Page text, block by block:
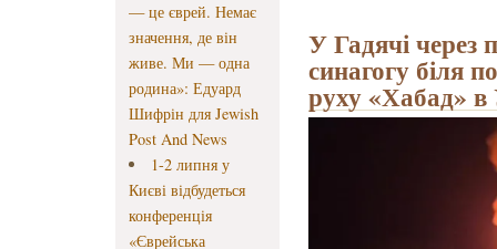
— це єврей. Немає
значення, де він
живе. Ми — одна
родина»: Едуард
Шифрін для Jewish
Post And News
1-2 липня у
Києві відбудеться
конференція
«Єврейська
У Гадячі через
синагогу біля
руху «Хабад» в